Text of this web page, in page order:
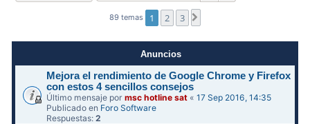
89 temas 1 2 3
Anuncios
Mejora el rendimiento de Google Chrome y Firefox
con estos 4 sencillos consejos
Último mensaje pormsc hotline sat «17 Sep 2016, 14:35
Publicado en Foro Software
Respuestas:2